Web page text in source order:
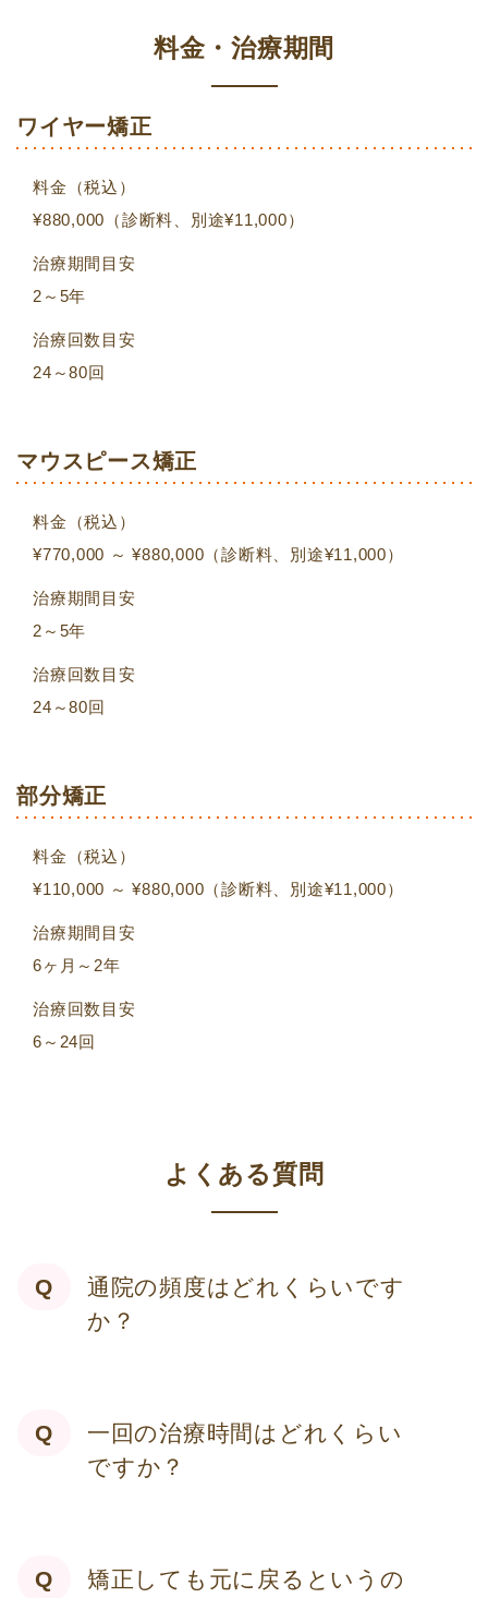
料金・治療期間
ワイヤー矯正
料金（税込）
¥880,000（診断料、別途¥11,000）
治療期間目安
2～5年
治療回数目安
24～80回
マウスピース矯正
料金（税込）
¥770,000 ～ ¥880,000（診断料、別途¥11,000）
治療期間目安
2～5年
治療回数目安
24～80回
部分矯正
料金（税込）
¥110,000 ～ ¥880,000（診断料、別途¥11,000）
治療期間目安
6ヶ月～2年
治療回数目安
6～24回
よくある質問
通院の頻度はどれくらいです
か？
一回の治療時間はどれくらい
ですか？
矯正しても元に戻るというの